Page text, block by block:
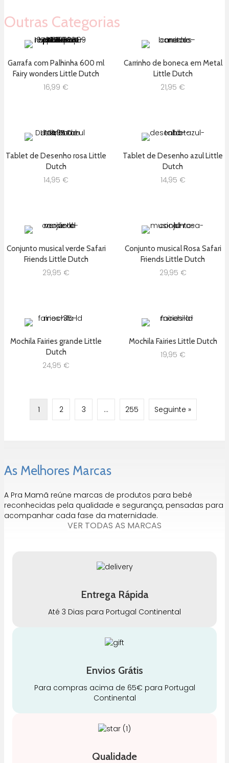
Outras Categorias
Garrafa com Palhinha 600 ml
Fairy wonders Little Dutch
16,99 €
Carrinho de boneca em Metal
Little Dutch
21,95 €
Tablet de Desenho rosa Little
Dutch
14,95 €
Tablet de Desenho azul Little
Dutch
14,95 €
Conjunto musical verde Safari
Friends Little Dutch
29,95 €
Conjunto musical Rosa Safari
Friends Little Dutch
29,95 €
Mochila Fairies grande Little
Dutch
24,95 €
Mochila Fairies Little Dutch
19,95 €
1 2 3 … 255 Seguinte »
As Melhores Marcas
A Pra Mamã reúne marcas de produtos para bebé
reconhecidas pela qualidade e segurança, pensadas para
acompanhar cada fase da maternidade.
VER TODAS AS MARCAS
Entrega Rápida
Até 3 Dias para Portugal Continental
Envios Grátis
Para compras acima de 65€ para Portugal
Continental
Qualidade